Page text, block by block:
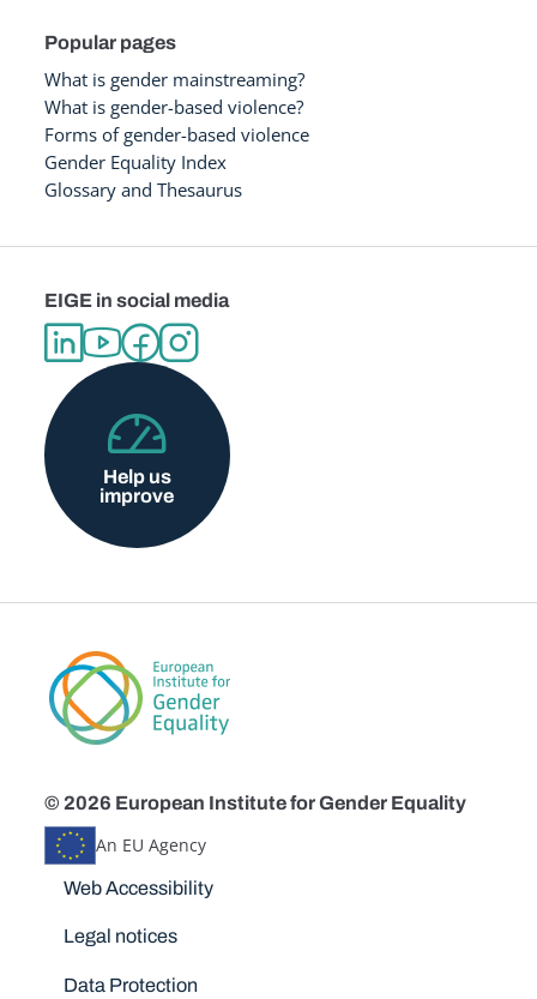
Popular pages
What is gender mainstreaming?
What is gender-based violence?
Forms of gender-based violence
Gender Equality Index
Glossary and Thesaurus
EIGE in social media
Help us
improve
© 2026 European Institute for Gender Equality
An EU Agency
Disclaimers
Web Accessibility
Legal notices
Data Protection